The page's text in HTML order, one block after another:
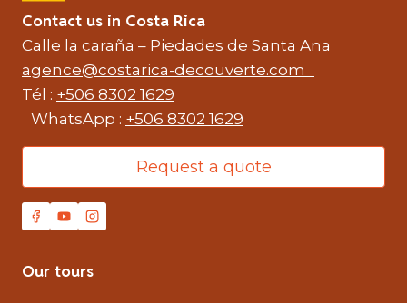
Contact us in Costa Rica
Calle la caraña – Piedades de Santa Ana
agence@costarica-decouverte.com
Tél : +506 8302 1629
WhatsApp : +506 8302 1629
Request a quote
Our tours